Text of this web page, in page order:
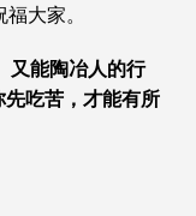
大家。
又能陶冶人的行
吃苦，才能有所